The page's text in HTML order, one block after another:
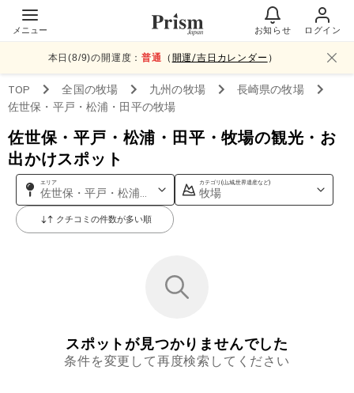
メニュー お知らせ ログイン
本日(8/9)の開運度：普通 （ 開運/吉日カレンダー ）
TOP 全国の牧場 九州の牧場 長崎県の牧場
佐世保・平戸・松浦・田平の牧場
佐世保・平戸・松浦・田平・牧場の観光・お
出かけスポット
エリア
佐世保・平戸・松浦・田平
カテゴリ(山,城,世界遺産など)
牧場
クチコミの件数が多い順
スポットが見つかりませんでした
条件を変更して再度検索してください